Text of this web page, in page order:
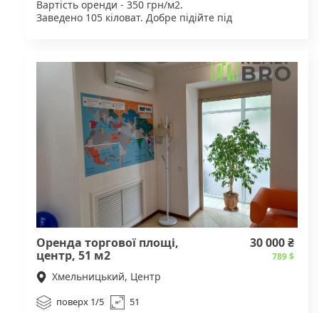
Вартість оренди - 350 грн/м2.
Заведено 105 кіловат. Добре підійте під
Оренда торгової площі,
центр, 51 м2
30 000 ₴
789 $
Хмельницький, Центр
поверх 1/5 51